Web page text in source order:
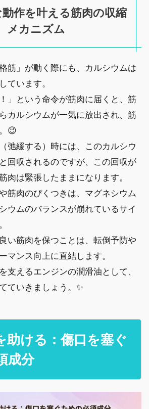
作を叶える筋肉の収縮
メカニズム
筋」が動く際にも、カルシウムは
ています。
」という命令が筋肉に届くと、筋
カルシウムが一気に放出され、筋
😉
弛緩する）時には、このカルシウ
回収されるのですが、この回収が
肉は緊張したままになります。
筋肉のぴくつきは、マグネシウム
ウムのバランスが崩れているサイ
い筋肉を保つことは、転倒予防や
マンス向上に直結します。
支えるエンジンの潤滑油として、
ていきましょう。✨
助ける：傷口を塞ぐ
成分